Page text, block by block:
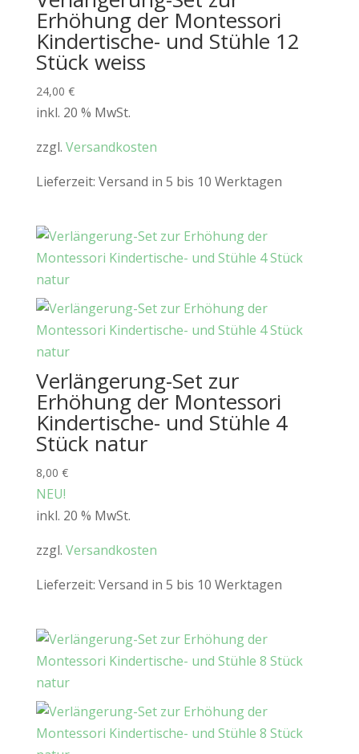
Erhöhung der Montessori
Kindertische- und Stühle 12
Stück weiss
24,00 €
inkl. 20 % MwSt.
zzgl. Versandkosten
Lieferzeit: Versand in 5 bis 10 Werktagen
Verlängerung-Set zur
Erhöhung der Montessori
Kindertische- und Stühle 4
Stück natur
8,00 €
NEU!
inkl. 20 % MwSt.
zzgl. Versandkosten
Lieferzeit: Versand in 5 bis 10 Werktagen